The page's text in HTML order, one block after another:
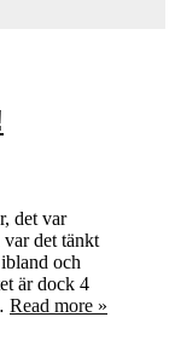
det var
det tänkt
och
är dock 4
Read more »